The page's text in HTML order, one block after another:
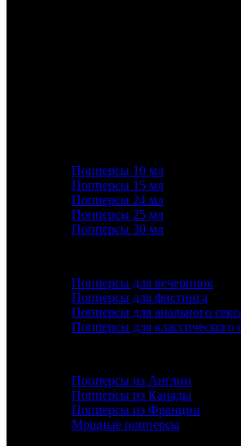
Попперсы 10 мл
Попперсы 15 мл
Попперсы 24 мл
Попперсы 25 мл
Попперсы 30 мл
Попперсы для вечеринок
Попперсы для фистинга
Попперсы для анального
Попперсы для классического
Попперсы из Англии
Попперсы из Канады
Попперсы из Франции
Мощные попперсы